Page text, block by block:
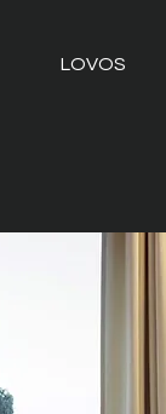
LOVOS